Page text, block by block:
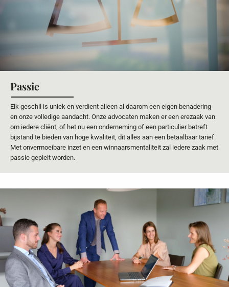
Passie
Elk geschil is uniek en verdient alleen al daarom een eigen benadering
en onze volledige aandacht. Onze advocaten maken er een erezaak van
om iedere cliënt, of het nu een onderneming of een particulier betreft
bijstand te bieden van hoge kwaliteit, dit alles aan een betaalbaar tarief.
Met onvermoeibare inzet en een winnaarsmentaliteit zal iedere zaak met
passie gepleit worden.